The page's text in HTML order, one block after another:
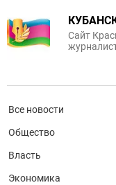
Сайт
Все новости
Общество
Власть
Экономика